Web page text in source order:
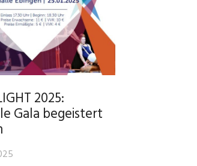
2025:
Gala begeistert